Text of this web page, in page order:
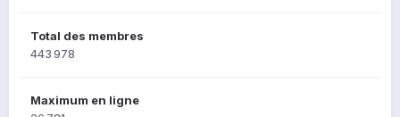
Total des membres
443 978
Maximum en ligne